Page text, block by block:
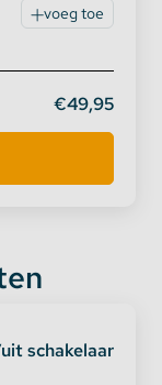
voeg toe
€49,95
schakelaar